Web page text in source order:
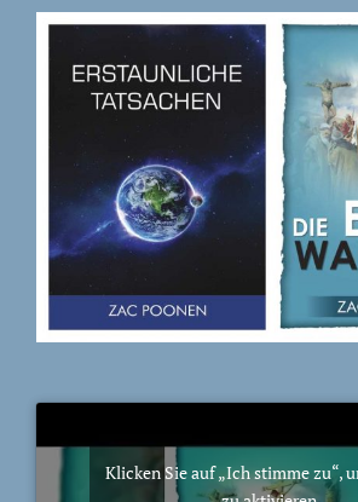
Klicken Sie auf „Ich stimme zu“,